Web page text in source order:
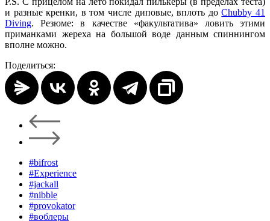
и разные кренки, в том числе диповые, вплоть доChubby 41
Diving. Резюме: в качестве «факультатива» ловить этими
приманками жереха на большой воде данным спиннингом
вполне можно.
Поделиться:
#bifrost
#Experience
#jackall
#nibble
#provokator
#воблеры